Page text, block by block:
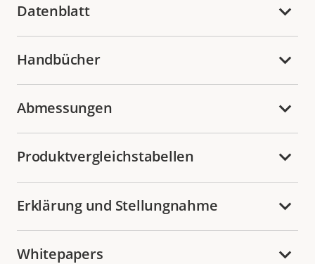
Datenblatt
Handbücher
Abmessungen
Produktvergleichstabellen
Erklärung und Stellungnahme
Whitepapers